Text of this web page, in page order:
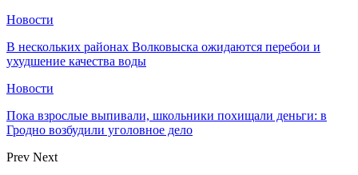
Новости
В нескольких районах Волковыска ожидаются перебои и
ухудшение качества воды
Новости
Пока взрослые выпивали, школьники похищали деньги: в
Гродно возбудили уголовное дело
Prev Next